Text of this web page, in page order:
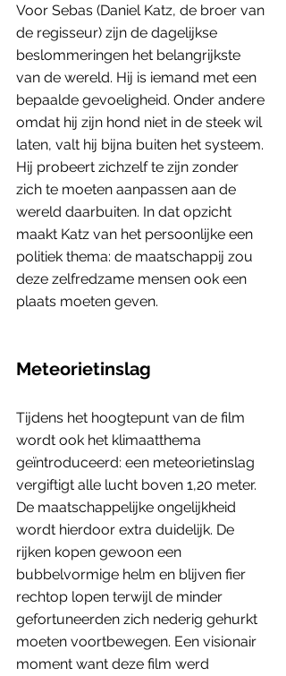
Voor Sebas (Daniel Katz, de broer van
de regisseur) zijn de dagelijkse
beslommeringen het belangrijkste
van de wereld. Hij is iemand met een
bepaalde gevoeligheid. Onder andere
omdat hij zijn hond niet in de steek wil
laten, valt hij bijna buiten het systeem.
Hij probeert zichzelf te zijn zonder
zich te moeten aanpassen aan de
wereld daarbuiten. In dat opzicht
maakt Katz van het persoonlijke een
politiek thema: de maatschappij zou
deze zelfredzame mensen ook een
plaats moeten geven.
Meteorietinslag
Tijdens het hoogtepunt van de film
wordt ook het klimaatthema
geïntroduceerd: een meteorietinslag
vergiftigt alle lucht boven 1,20 meter.
De maatschappelijke ongelijkheid
wordt hierdoor extra duidelijk. De
rijken kopen gewoon een
bubbelvormige helm en blijven fier
rechtop lopen terwijl de minder
gefortuneerden zich nederig gehurkt
moeten voortbewegen. Een visionair
moment want deze film werd